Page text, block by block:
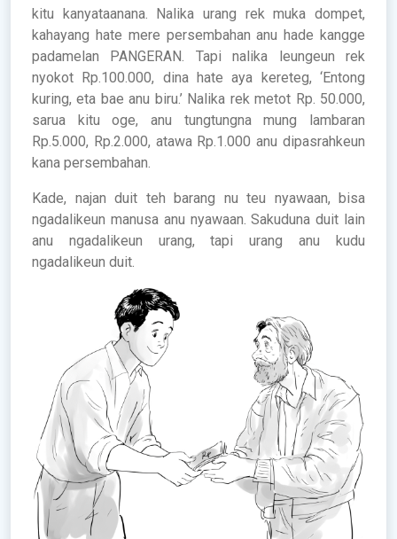
kitu kanyataanana. Nalika urang rek muka dompet,
kahayang hate mere persembahan anu hade kangge
padamelan PANGERAN. Tapi nalika leungeun rek
nyokot Rp.100.000, dina hate aya kereteg, ‘Entong
kuring, eta bae anu biru.’ Nalika rek metot Rp. 50.000,
sarua kitu oge, anu tungtungna mung lambaran
Rp.5.000, Rp.2.000, atawa Rp.1.000 anu dipasrahkeun
kana persembahan.
Kade, najan duit teh barang nu teu nyawaan, bisa
ngadalikeun manusa anu nyawaan. Sakuduna duit lain
anu ngadalikeun urang, tapi urang anu kudu
ngadalikeun duit.